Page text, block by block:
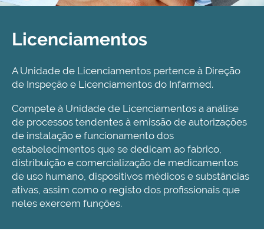
Licenciamentos
A Unidade de Licenciamentos pertence à Direção
de Inspeção e Licenciamentos do Infarmed.
Compete à Unidade de Licenciamentos a análise
de processos tendentes à emissão de autorizações
de instalação e funcionamento dos
estabelecimentos que se dedicam ao fabrico,
distribuição e comercialização de medicamentos
de uso humano, dispositivos médicos e substâncias
ativas, assim como o registo dos profissionais que
neles exercem funções.